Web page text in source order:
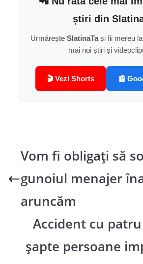
știri din
Urmărește SlatinaTași fii mereu
mai noi știri și
🎬 Vezi Shorts 📰
Vom fi obligați să
gunoiul menajer
aruncăm
Accident cu
șapte persoane